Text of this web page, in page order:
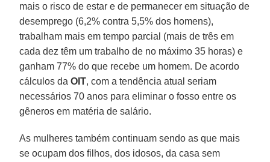
mais o risco de estar e de permanecer em situação de
desemprego (6,2% contra 5,5% dos homens),
trabalham mais em tempo parcial (mais de três em
cada dez têm um trabalho de no máximo 35 horas) e
ganham 77% do que recebe um homem. De acordo
cálculos daOIT, com a tendência atual seriam
necessários 70 anos para eliminar o fosso entre os
gêneros em matéria de salário.
As mulheres também continuam sendo as que mais
se ocupam dos filhos, dos idosos, da casa sem